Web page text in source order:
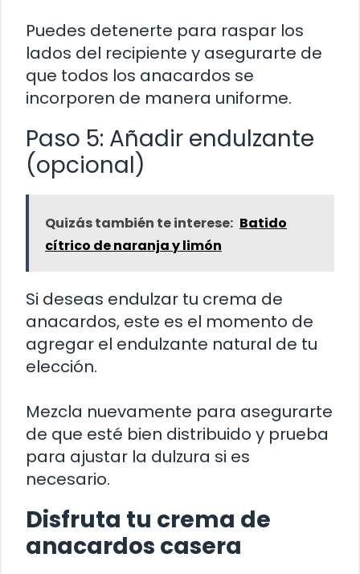
Puedes detenerte para raspar los
lados del recipiente y asegurarte de
que todos los anacardos se
incorporen de manera uniforme.
Paso 5: Añadir endulzante
(opcional)
Quizás también te interese: Batido
cítrico de naranja y limón
Si deseas endulzar tu crema de
anacardos, este es el momento de
agregar el endulzante natural de tu
elección.
Mezcla nuevamente para asegurarte
de que esté bien distribuido y prueba
para ajustar la dulzura si es
necesario.
Disfruta tu crema de
anacardos casera